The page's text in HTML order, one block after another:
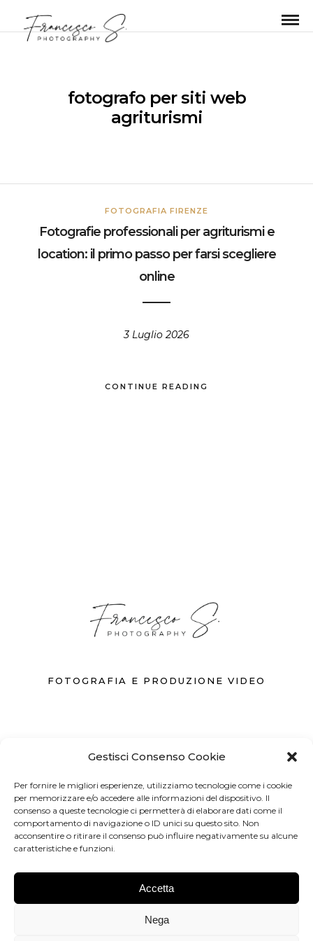
Gestisci Consenso Cookie
Per fornire le migliori esperienze, utilizziamo tecnologie come i cookie
per memorizzare e/o accedere alle informazioni del dispositivo. Il
consenso a queste tecnologie ci permetterà di elaborare dati come il
comportamento di navigazione o ID unici su questo sito. Non
acconsentire o ritirare il consenso può influire negativamente su alcune
caratteristiche e funzioni.
Accetta
Nega
fotografo per siti web
agriturismi
FOTOGRAFIA FIRENZE
Fotografie professionali per agriturismi e
location: il primo passo per farsi scegliere
online
3 Luglio 2026
CONTINUE READING
FOTOGRAFIA E PRODUZIONE VIDEO
371 3742262
INFO@FOTOGRAFO.FIRENZE.IT
FIRENZE
Dimmi di più